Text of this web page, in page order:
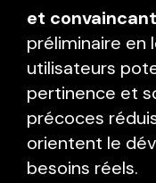
et
préliminaire en
utilisateurs
pertinence et
précoces
orientent le
besoins réels.